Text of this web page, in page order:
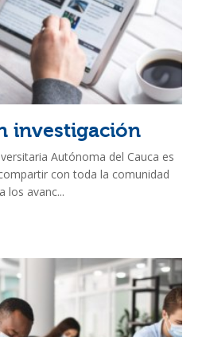
investigación
Autónoma del Cauca es
con toda la comunidad
los avanc...